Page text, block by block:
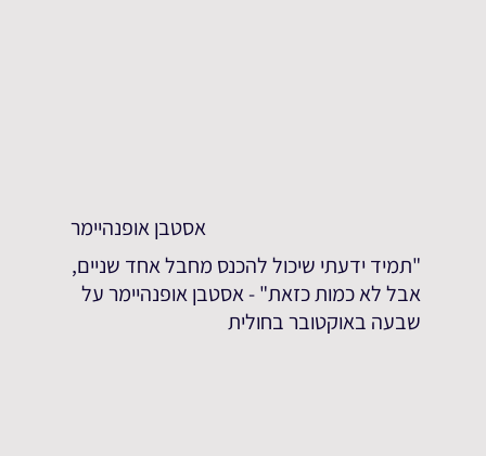
אסטבן אופנהיימר
"תמיד ידעתי שיכול להכנס מחבל אחד שניים,
אבל לא כמות כזאת" - אסטבן אופנהיימר על
שבעה באוקטובר בחולית